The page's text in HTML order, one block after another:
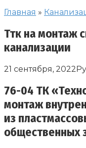
Главная »
Ттк на монтаж
канализации
21 сентября, 2022
76-04 ТК
монтаж
из
общественных